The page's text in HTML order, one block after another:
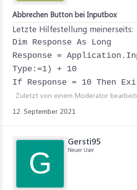
Abbrechen Button bei Inputbox
Letzte Hilfestellung meinerseits:
Dim Response As Long
Response =
Type:=1) + 10
If Response = 10 Then
Zuletzt von einem Moderator
12. September 2021
G
Gersti95
Neuer User